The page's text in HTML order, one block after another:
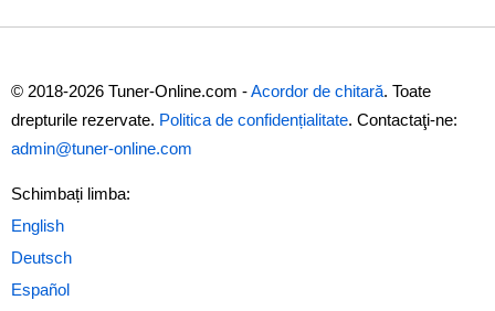
© 2018-2026 Tuner-Online.com -Acordor de chitară. Toate
drepturile rezervate. Politica de confidențialitate. Contactaţi-ne:
admin@tuner-online.com
Schimbați limba: